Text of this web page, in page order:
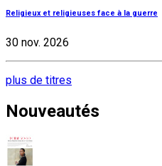
Religieux et religieuses face à la guerre
30 nov. 2026
plus de titres
Nouveautés